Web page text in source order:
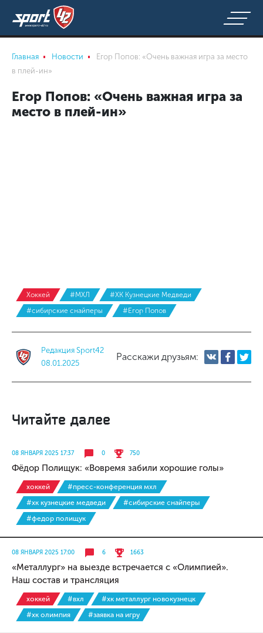
Главная Новости
Егор Попов: «Очень важная игра за место
в плей-ин»
Егор Попов: «Очень важная игра за
место в плей-ин»
Хоккей #МХЛ
#ХК Кузнецкие Медведи
#сибирские снайперы
#Егор Попов
Редакция Sport42
08.01.2025
Расскажи друзьям:
Читайте далее
08 ЯНВАРЯ 2025 17:37 0 750
Фёдор Полищук: «Вовремя забили хорошие голы»
хоккей
#пресс-конференция мхл
#хк кузнецкие медведи
#сибирские снайперы
#федор полищук
08 ЯНВАРЯ 2025 17:00 6 1663
«Металлург» на выезде встречается с «Олимпией».
Наш состав и трансляция
хоккей #вхл
#хк металлург новокузнецк
#хк олимпия
#заявка на игру